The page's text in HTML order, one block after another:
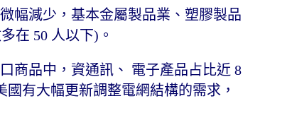
幅減少，基本金屬製品業、塑膠製品
在 50 人以下)。
商品中，資通訊、 電子產品占比近 8
有大幅更新調整電網結構的需求，